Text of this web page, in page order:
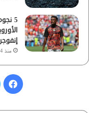
5
منذ 4 أيام